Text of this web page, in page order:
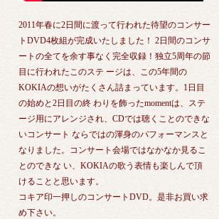
2011年春に2日間に渡って行われた待望のコンサー
トDVD4枚組が完成いたしました！ 2日間のコンサ
ートの全てを余す事なく完全収録！独立5周年の節
目に行われたこのステ ージは、この5年間の
KOKIAの想いがたくさん詰まっています。1日目
の始めと2日目の終 わりを飾ったmomentは、ステ
ージ用にアレンジされ、CDでは聴くことのできな
いコンサート ならではの渾身のパフォーマンスと
なりました。コンサート会場ではなかなか見るこ
とのできな い、KOKIAの歌う表情も楽しんで頂
けることと思います。
コキア印一押しのコンサートDVD。是非お買い求
め下さい。